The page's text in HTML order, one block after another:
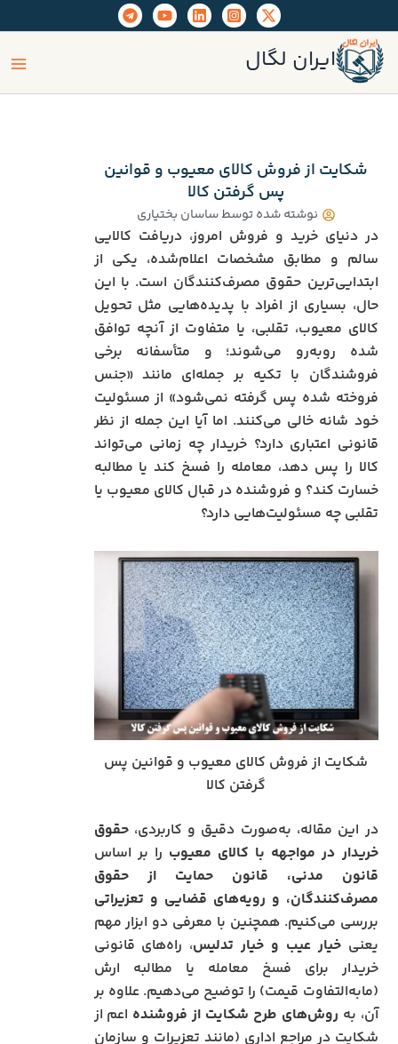
به
محتوا
ایران لگال
شکایت از فروش کالای معیوب و قوانین
پس گرفتن کالا
نوشته شده توسطساسان بختیاری
در دنیای خرید و فروش امروز، دریافت کالایی
سالم و مطابق مشخصات اعلام‌شده، یکی از
ابتدایی‌ترین حقوق مصرف‌کنندگان است. با این
حال، بسیاری از افراد با پدیده‌هایی مثل تحویل
کالای معیوب، تقلبی، یا متفاوت از آنچه توافق
شده روبه‌رو می‌شوند؛ و متأسفانه برخی
فروشندگان با تکیه بر جمله‌ای مانند «جنس
فروخته شده پس گرفته نمی‌شود» از مسئولیت
خود شانه خالی می‌کنند. اما آیا این جمله از نظر
قانونی اعتباری دارد؟ خریدار چه زمانی می‌تواند
کالا را پس دهد، معامله را فسخ کند یا مطالبه
خسارت کند؟ و فروشنده در قبال کالای معیوب یا
تقلبی چه مسئولیت‌هایی دارد؟
شکایت از فروش کالای معیوب و قوانین پس
گرفتن کالا
در این مقاله، به‌صورت دقیق و کاربردی،حقوق
خریدار در مواجهه با کالای معیوب را بر اساس
قانون مدنی، قانون حمایت از حقوق
مصرف‌کنندگان، و رویه‌های قضایی و تعزیراتی
بررسی می‌کنیم. همچنین با معرفی دو ابزار مهم
یعنیخیار عیب و خیار تدلیس، راه‌های قانونی
خریدار برای فسخ معامله یا مطالبه ارش
(مابه‌التفاوت قیمت) را توضیح می‌دهیم. علاوه بر
آن، به روش‌های طرح شکایت از فروشنده اعم از
شکایت در مراجع اداری (مانند تعزیرات و سازمان